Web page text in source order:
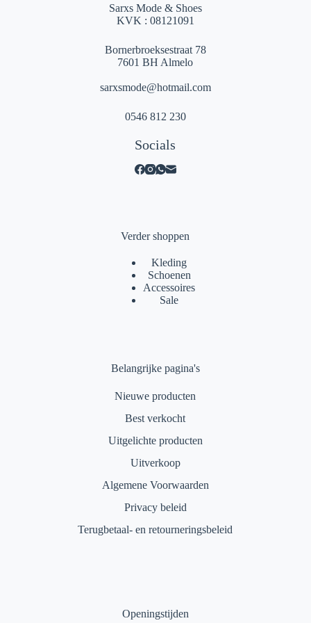
Sarxs Mode & Shoes
KVK : 08121091
Bornerbroeksestraat 78
7601 BH Almelo
sarxsmode@hotmail.com
0546 812 230
Socials
Verder shoppen
Kleding
Schoenen
Accessoires
Sale
Belangrijke pagina's
Nieuwe producten
Best verkocht
Uitgelichte producten
Uitverkoop
Algemene Voorwaarden
Privacy beleid
Terugbetaal- en retourneringsbeleid
Openingstijden